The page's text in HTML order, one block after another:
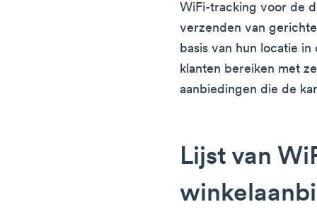
WiFi-tracking voor de
verzenden van
basis van hun locatie
klanten bereiken met
aanbiedingen die de
Lijst van